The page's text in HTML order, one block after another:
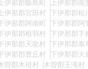
上伊那郡飯島町
上伊那郡南
上伊那郡宮田村
下伊那郡松
下伊那郡阿南町
下伊那郡阿
下伊那郡根羽村
下伊那郡下
下伊那郡天龍村
下伊那郡泰
下伊那郡豊丘村 下伊那郡大
曽郡木祖村 木曽郡王滝村